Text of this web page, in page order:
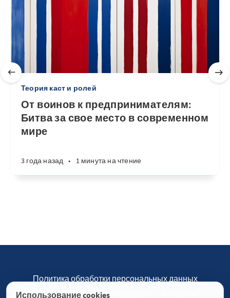
Теория каст и ролей
От воинов к предпринимателям:
Битва за свое место в современном
мире
3 года назад • 1 минута на чтение
Использование cookies
Политика обработки персональных данных
Пользовательское соглашение